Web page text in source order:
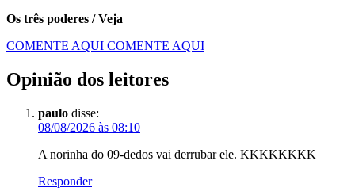
Os três poderes / Veja
COMENTE AQUI COMENTE AQUI
Opinião dos leitores
paulo disse:
08/08/2026 às 08:10
A norinha do 09-dedos vai derrubar ele. KKKKKKKK
Responder